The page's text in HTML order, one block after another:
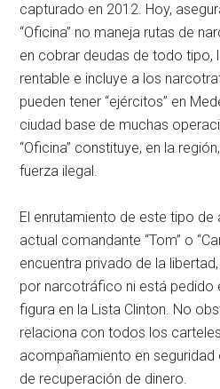
capturado en 2012. Hoy,
“Oficina” no maneja rutas de
en cobrar deudas de todo tipo,
rentable e incluye a los
pueden tener “ejércitos” en
ciudad base de muchas
“Oficina” constituye, en la
fuerza ilegal.
El enrutamiento de este tipo
actual comandante “Tom” o
encuentra privado de la
por narcotráfico ni está pedido
figura en la Lista Clinton. No
relaciona con todos los
acompañamiento en
de recuperación de dinero.